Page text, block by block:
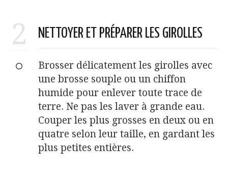
2 NETTOYER ET PRÉPARER LES GIROLLES
Brosser délicatement les girolles avec
une brosse souple ou un chiffon
humide pour enlever toute trace de
terre. Ne pas les laver à grande eau.
Couper les plus grosses en deux ou en
quatre selon leur taille, en gardant les
plus petites entières.